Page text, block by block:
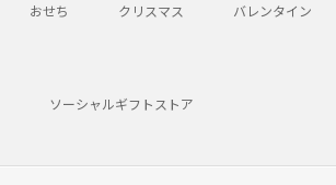
おせち クリスマス バレンタイン
ソーシャルギフトストア